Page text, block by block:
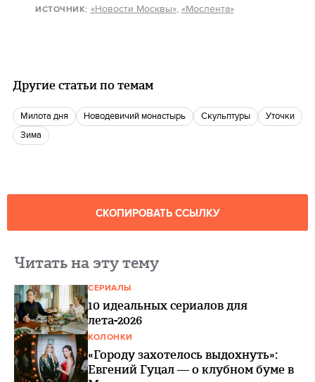
ИСТОЧНИК: «Новости Москвы», «Мослента»
Другие статьи по темам
Милота дня Новодевичий монастырь Скульптуры
Уточки
Зима
СКОПИРОВАТЬ ССЫЛКУ
Читать на эту тему
СЕРИАЛЫ
10 идеальных сериалов для
лета-2026
КОЛОНКИ
«Городу захотелось выдохнуть»:
Евгений Гуцал — о клубном буме в